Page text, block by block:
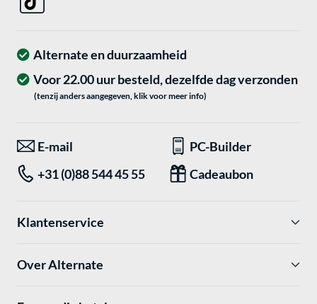
Alternate en duurzaamheid
Voor 22.00 uur besteld, dezelfde dag verzonden
(tenzij anders aangegeven, klik voor meer info)
E-mail
PC-Builder
+31 (0)88 544 45 55
Cadeaubon
Klantenservice
Over Alternate